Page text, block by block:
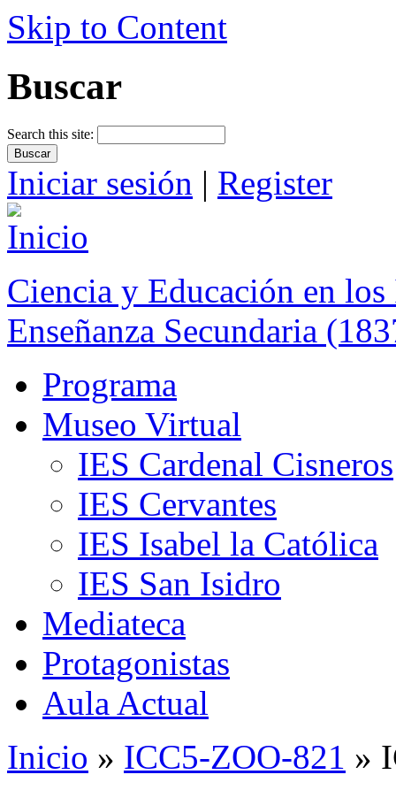
Skip to Content
Buscar
Search this site:
Iniciar sesión | Register
Ciencia y Educación en
Enseñanza Secundaria
Programa
Museo Virtual
IES Cardenal Cisneros
IES Cervantes
IES Isabel la Católica
IES San Isidro
Mediateca
Protagonistas
Aula Actual
Inicio » ICC5-ZOO-821 »